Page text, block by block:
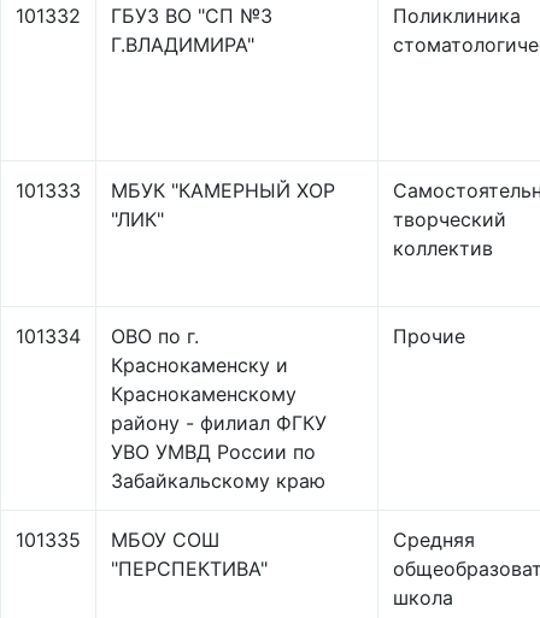
101332
ГБУЗ ВО "СП №3
Г.ВЛАДИМИРА"
Поликлиника
101333
МБУК "КАМЕРНЫЙ ХОР
"ЛИК"
творческий
коллектив
101334
ОВО по г.
Краснокаменску и
Краснокаменскому
району - филиал ФГКУ
УВО УМВД России по
Забайкальскому краю
Прочие
101335
МБОУ СОШ
"ПЕРСПЕКТИВА"
Средняя
школа